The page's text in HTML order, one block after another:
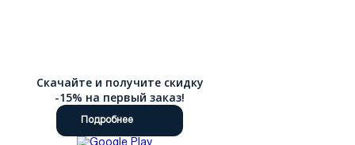
Скачайте и получите скидку
-15% на первый заказ!
Подробнее